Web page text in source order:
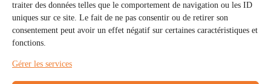
traiter des données telles que le comportement de navigation ou les ID
uniques sur ce site. Le fait de ne pas consentir ou de retirer son
consentement peut avoir un effet négatif sur certaines caractéristiques et
fonctions.
Gérer les services